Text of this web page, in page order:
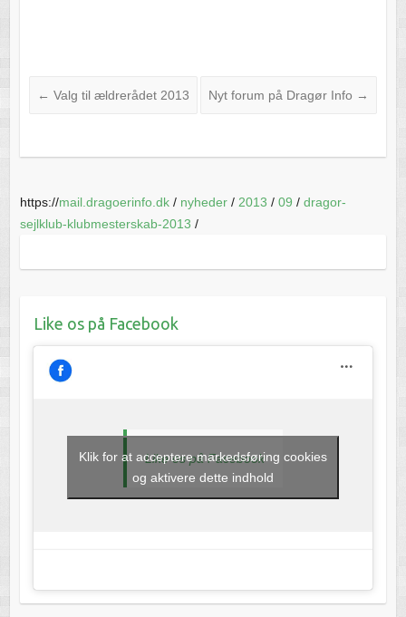
← Valg til ældrerådet 2013 Nyt forum på Dragør Info →
https://mail.dragoerinfo.dk/ nyheder/ 2013 / 09 / dragor-
sejlklub-klubmesterskab-2013 /
Like os på Facebook
Like os på Facebook
Klik for at acceptere markedsføring cookies
og aktivere dette indhold